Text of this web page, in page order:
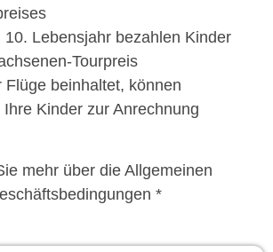
Lebensjahr bezahlen Kinder
Tourpreis
Flüge beinhaltet, können
Kinder zur Anrechnung
mehr über die Allgemeinen
*